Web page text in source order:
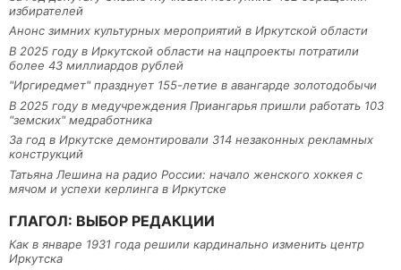
избирателей
Анонс зимних культурных мероприятий в Иркутской области
В 2025 году в Иркутской области на нацпроекты потратили
более 43 миллиардов рублей
"Иргиредмет" празднует 155-летие в авангарде золотодобычи
В 2025 году в медучреждения Приангарья пришли работать 103
"земских" медработника
За год в Иркутске демонтировали 314 незаконных рекламных
конструкций
Татьяна Лешина на радио России: начало женского хоккея с
мячом и успехи керлинга в Иркутске
ГЛАГОЛ: ВЫБОР РЕДАКЦИИ
Как в январе 1931 года решили кардинально изменить центр
Иркутска